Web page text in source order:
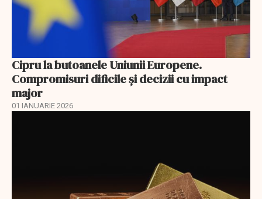
Cipru la butoanele Uniunii Europene.
Compromisuri dificile și decizii cu impact
major
01 IANUARIE 2026